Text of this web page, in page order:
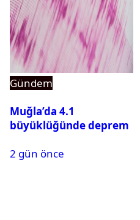
Gündem
Muğla’da 4.1
büyüklüğünde deprem
2 gün önce